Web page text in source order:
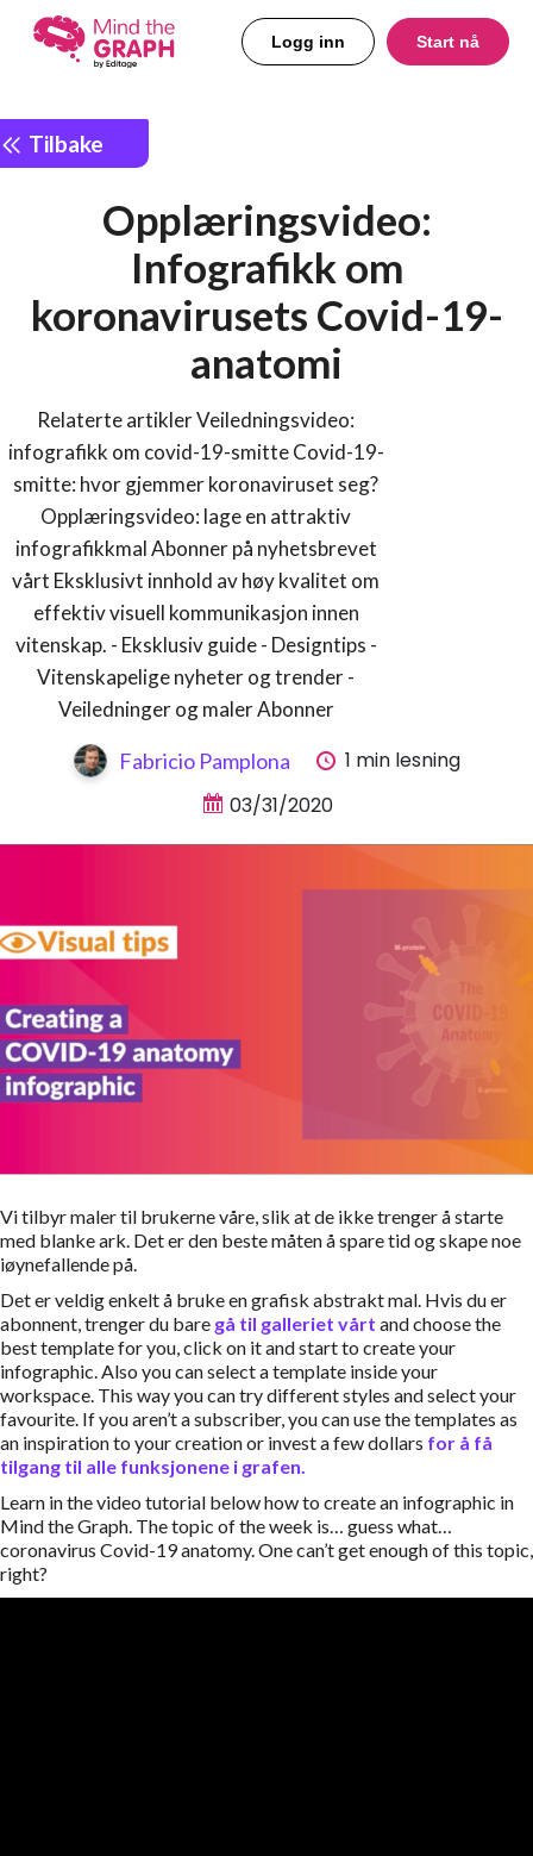
Logg inn Start nå
Tilbake
Opplæringsvideo:
Infografikk om
koronavirusets Covid-19-
anatomi
Relaterte artikler Veiledningsvideo:
infografikk om covid-19-smitte Covid-19-
smitte: hvor gjemmer koronaviruset seg?
Opplæringsvideo: lage en attraktiv
infografikkmal Abonner på nyhetsbrevet
vårt Eksklusivt innhold av høy kvalitet om
effektiv visuell kommunikasjon innen
vitenskap. - Eksklusiv guide - Designtips -
Vitenskapelige nyheter og trender -
Veiledninger og maler Abonner
Fabricio Pamplona
1 min lesning
03/31/2020
Vi tilbyr maler til brukerne våre, slik at de ikke trenger å starte
med blanke ark. Det er den beste måten å spare tid og skape noe
iøynefallende på.
Det er veldig enkelt å bruke en grafisk abstrakt mal. Hvis du er
abonnent, trenger du bare gå til galleriet vårt and choose the
best template for you, click on it and start to create your
infographic. Also you can select a template inside your
workspace. This way you can try different styles and select your
favourite. If you aren’t a subscriber, you can use the templates as
an inspiration to your creation or invest a few dollars for å få
tilgang til alle funksjonene i grafen.
Learn in the video tutorial below how to create an infographic in
Mind the Graph. The topic of the week is… guess what…
coronavirus Covid-19 anatomy. One can’t get enough of this topic,
right?